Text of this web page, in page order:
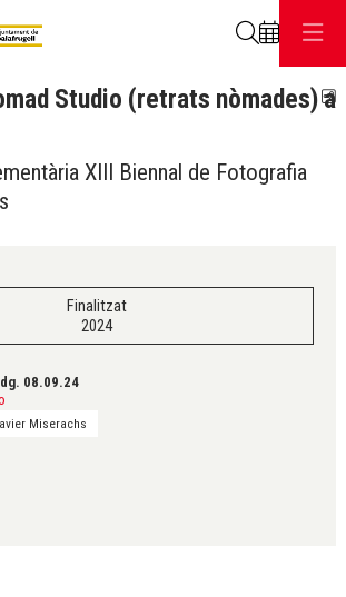
Studio (retrats nòmades) a
XIII Biennal de Fotografia
Finalitzat
2024
08.09.24
Miserachs